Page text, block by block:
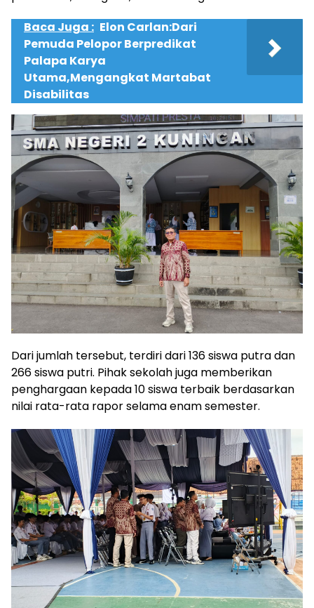
Baca Juga : Elon Carlan:Dari
Pemuda Pelopor Berpredikat
Palapa Karya
Utama,Mengangkat Martabat
Disabilitas
Dari jumlah tersebut, terdiri dari 136 siswa putra dan
266 siswa putri. Pihak sekolah juga memberikan
penghargaan kepada 10 siswa terbaik berdasarkan
nilai rata-rata rapor selama enam semester.